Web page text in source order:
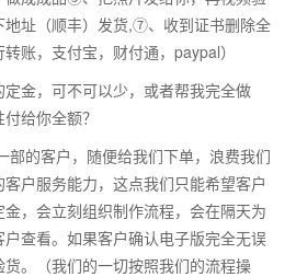
址（顺丰）发货,⑦、收到证书删除全
账，支付宝，财付通，paypal）
金，可不可以少，或者帮我完全做
给你全额？
部的客户，随便给我们下单，浪费我们
户服务能力，这点我们只能希望客户
，会立刻组织制作流程，会在隔天为
查看。如果客户确认电子版完全无误
。（我们的一切按照我们的流程操